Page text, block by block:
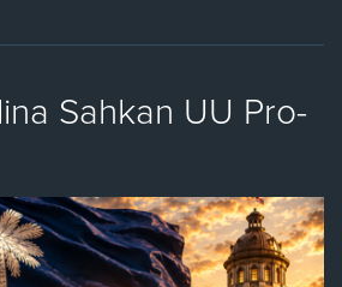
Sahkan UU Pro-